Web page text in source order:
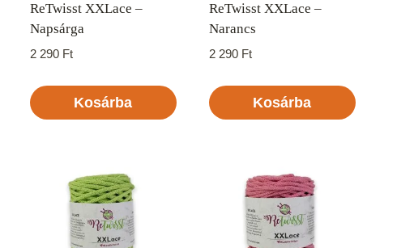
ReTwisst XXLace –
Napsárga
2 290 Ft
Kosárba
ReTwisst XXLace –
Narancs
2 290 Ft
Kosárba